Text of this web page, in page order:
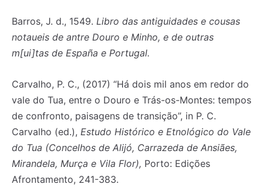
Barros, J. d., 1549. Libro das antiguidades e cousas
notaueis de antre Douro e Minho, e de outras
m[ui]tas de España e Portugal.
Carvalho, P. C., (2017) “Há dois mil anos em redor do
vale do Tua, entre o Douro e Trás-os-Montes: tempos
de confronto, paisagens de transição”, in P. C.
Carvalho (ed.), Estudo Histórico e Etnológico do Vale
do Tua (Concelhos de Alijó, Carrazeda de Ansiães,
Mirandela, Murça e Vila Flor), Porto: Edições
Afrontamento, 241-383.